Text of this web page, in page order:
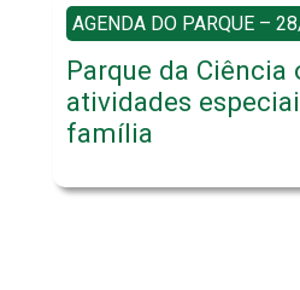
AGENDA DO PARQUE –
Parque da Ciência
atividades
família